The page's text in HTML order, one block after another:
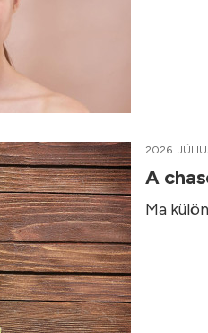
2026.
A
Ma